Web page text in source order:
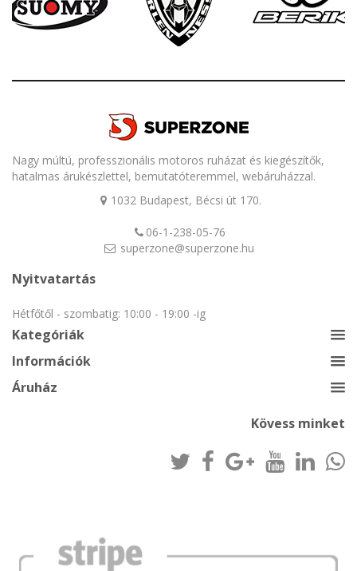
Nagy múltú, professzionális motoros ruházat és kiegészítők,
hatalmas árukészlettel, bemutatóteremmel, webáruházzal.
1032 Budapest, Bécsi út 170.
06-1-238-05-76
superzone@superzone.hu
Nyitvatartás
Hétfőtől - szombatig: 10:00 - 19:00 -ig
Kategóriák
Információk
Áruház
Kövess minket